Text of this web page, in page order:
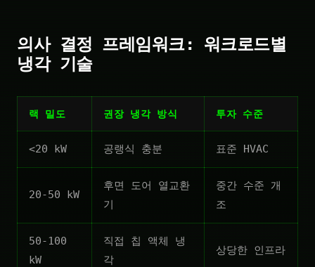
의사 결정 프레임워크: 워크로드별
냉각 기술
랙 밀도 권장 냉각 방식 투자 수준
<20 kW 공랭식 충분 표준 HVAC
20-50 kW
후면 도어 열교환
기
중간 수준 개
조
50-100
kW
직접 칩 액체 냉
각
상당한 인프라